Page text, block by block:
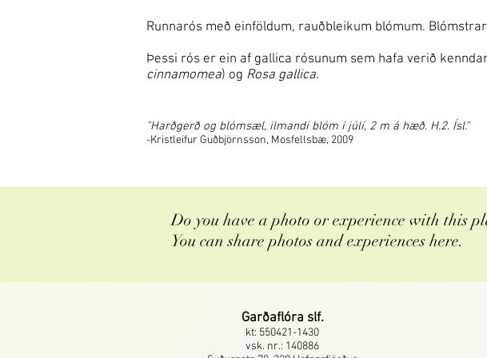
Runnarós með einföldum, rauðbleikum blómum.
Þessi rós er ein af gallica rósunum sem hafa verið
cinnamomea) og Rosa gallica.
"Harðgerð og blómsæl, ilmandi blóm í júlí, 2 m á hæð. H.2. Ísl."
-Kristleifur Guðbjörnsson, Mosfellsbæ, 2009
Do you have a photo or experience with this
You can share photos and experiences here.
Garðaflóra slf.
kt: 550421-1430
vsk. nr.: 140886